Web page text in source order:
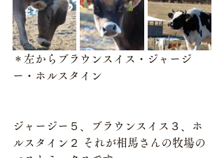
＊左からブラウンスイス・ジャージ
ー・ホルスタイン
ジャージー５、ブラウンスイス３、ホ
ルスタイン２ それが相馬さんの牧場の